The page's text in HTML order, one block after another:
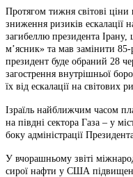
Протягом тижня світові
зниження ризиків ескалації
загибеллю президента Ірану,
м’ясник» та мав замінити
президент буде обраний 28
загострення внутрішньої
їх від ескалації на світових
Ізраїль найближчим часом
на півдні сектора Газа – у
боку адміністрації
У вчорашньому звіті
сирої нафти у США